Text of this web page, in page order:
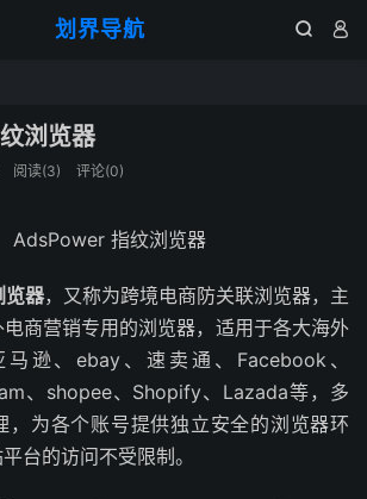
划界导航  
浏览器
阅读(3) 评论(0)
器，又称为跨境电商防关联浏览器，主
商营销专用的浏览器，适用于各大海外
逊、ebay、速卖通、Facebook、
、shopee、Shopify、Lazada等，多
，为各个账号提供独立安全的浏览器环
台的访问不受限制。